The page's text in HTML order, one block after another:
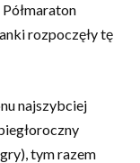
rozpoczęły tę
najszybciej
tym razem